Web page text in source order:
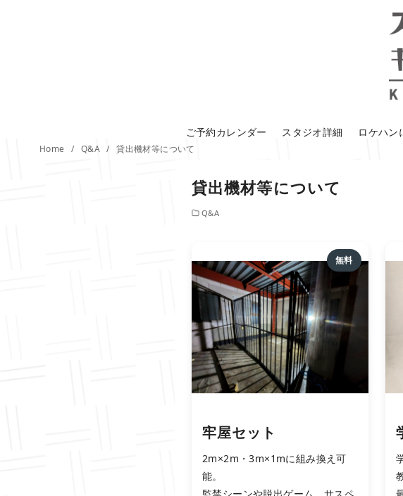
ご予約カレンダー スタジオ詳細 ロケハン
Home Q&A 貸出機材等について
貸出機材等について
Q&A
牢屋セット
2m×2m・3m×1mに組み換え可
能。
無料